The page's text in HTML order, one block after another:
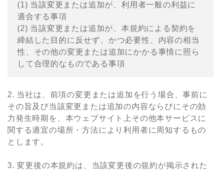
(1) 当該変更または追加が、利⽤者⼀般の利益に
適合する事項
(2) 当該変更または追加が、本規約による契約を
締結した⽬的に反せず、かつ必要性、内容の相当
性、その他の変更または追加にかかる事情に照ら
して合理的なものである事項
2. 当社は、前項の変更または追加を⾏う場合、事前に
その旨及び当該変更または追加の内容ならびにその効
⼒発⽣時期を、本ウェブサイト上その他本サービスに
関する適宜の場所・⽅法により利⽤者に周知するもの
とします。
3. 変更後の本規約は、当該変更後の規約が掲⽰された